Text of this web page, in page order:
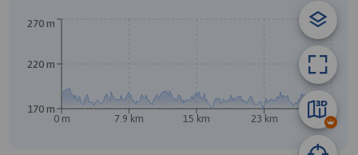
0 m 7.9 km 15 km 23 km 31 km
170 m
220 m
270 m